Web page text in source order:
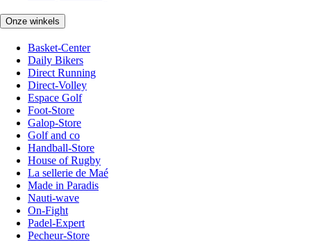
Onze winkels
Basket-Center
Daily Bikers
Direct Running
Direct-Volley
Espace Golf
Foot-Store
Galop-Store
Golf and co
Handball-Store
House of Rugby
La sellerie de Maé
Made in Paradis
Nauti-wave
On-Fight
Padel-Expert
Pecheur-Store